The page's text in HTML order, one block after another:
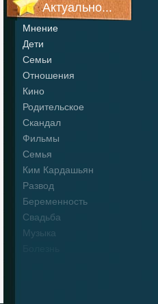
Актуально...
Мнение
Дети
Семьи
Отношения
Кино
Родительское
Скандал
Фильмы
Семья
Ким Кардашьян
Развод
Беременность
Свадьба
Музыка